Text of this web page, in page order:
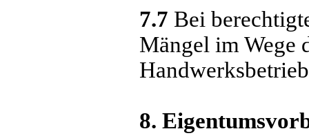
7.7 Bei
Mängel im Wege
8.